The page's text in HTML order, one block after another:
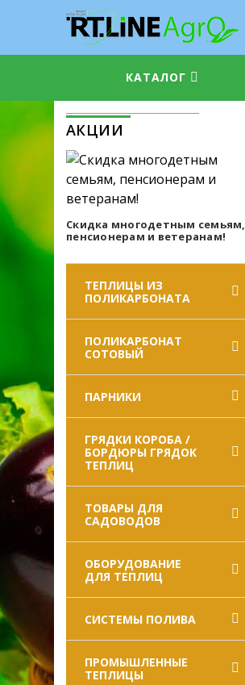
КАТАЛОГ
АКЦИИ
Скидка многодетным семьям,
пенсионерам и ветеранам!
ТЕПЛИЦЫ ИЗ
ПОЛИКАРБОНАТА
ПОЛИКАРБОНАТ
СОТОВЫЙ
ПАРНИКИ
ГРЯДКИ КОРОБА /
БОРДЮРЫ ГРЯДОК
ТЕПЛИЦ
ТОВАРЫ ДЛЯ
САДОВОДОВ
ОБОРУДОВАНИЕ
ДЛЯ ТЕПЛИЦ
СИСТЕМЫ ПОЛИВА
ПРОМЫШЛЕННЫЕ
ТЕПЛИЦЫ